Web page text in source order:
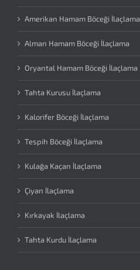
Amerikan Hamam Böceği İlaçlama
Alman Hamam Böceği İlaçlama
Oryantal Hamam Böceği İlaçlama
Tahta Kurusu İlaçlama
Kalorifer Böceği İlaçlama
Tespih Böceği İlaçlama
Kulağa Kaçan İlaçlama
Çiyan İlaçlama
Kırkayak İlaçlama
Tahta Kurdu İlaçlama